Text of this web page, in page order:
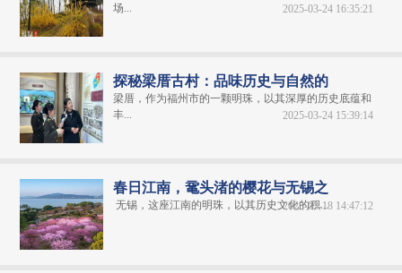
场...
2025-03-24 16:35:21
探秘梁厝古村：品味历史与自然的
梁厝，作为福州市的一颗明珠，以其深厚的历史底蕴和
丰...
2025-03-24 15:39:14
春日江南，鼋头渚的樱花与无锡之
无锡，这座江南的明珠，以其历史文化的积...2025-03-18 14:47:12